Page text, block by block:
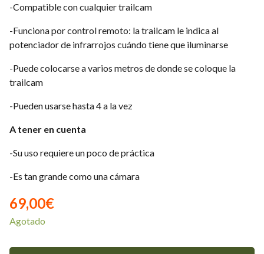
-Compatible con cualquier trailcam
-Funciona por control remoto: la trailcam le indica al
potenciador de infrarrojos cuándo tiene que iluminarse
-Puede colocarse a varios metros de donde se coloque la
trailcam
-Pueden usarse hasta 4 a la vez
A tener en cuenta
-Su uso requiere un poco de práctica
-Es tan grande como una cámara
69,00€
Agotado